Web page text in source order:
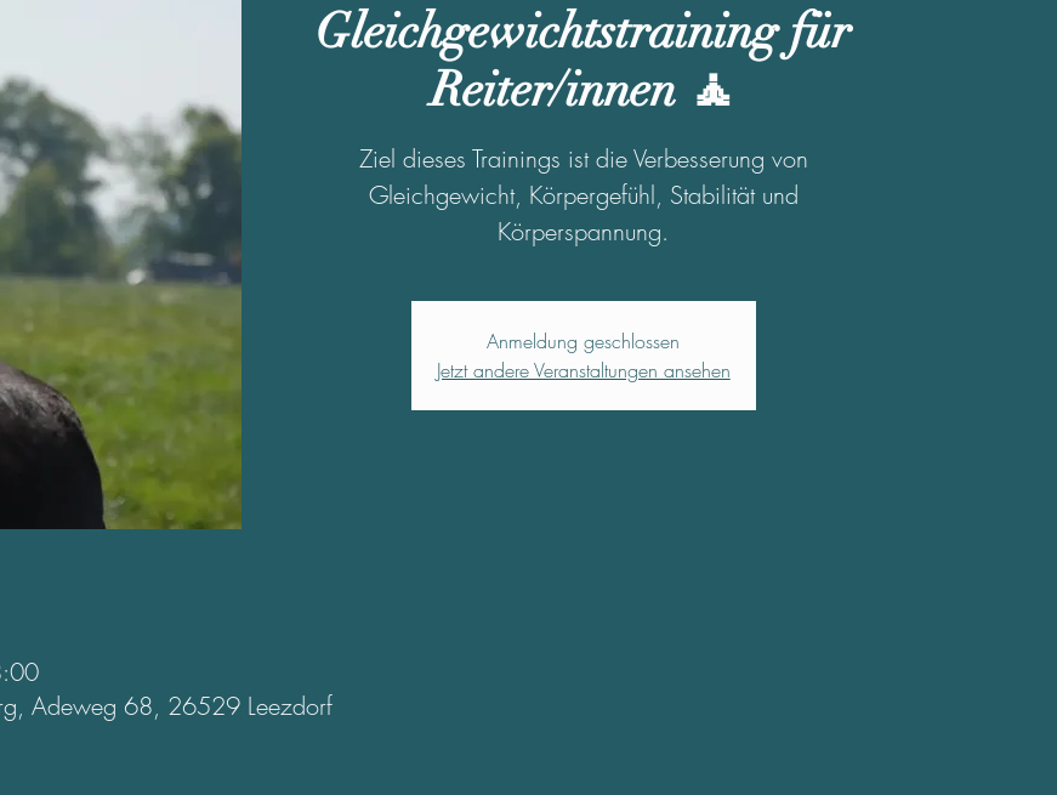
Gleichgewichtstraining für
Reiter/innen 🧘
Ziel dieses Trainings ist die Verbesserung von
Gleichgewicht, Körpergefühl, Stabilität und
Körperspannung.
Anmeldung geschlossen
Jetzt andere Veranstaltungen ansehen
Adeweg 68, 26529 Leezdorf